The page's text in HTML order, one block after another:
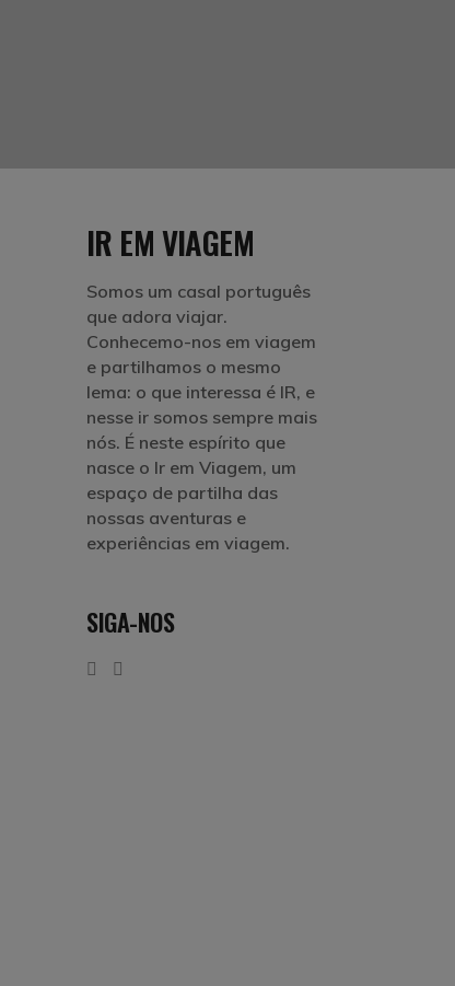
IR EM VIAGEM
Somos um casal português
que adora viajar.
Conhecemo-nos em viagem
e partilhamos o mesmo
lema: o que interessa é IR, e
nesse ir somos sempre mais
nós. É neste espírito que
nasce o Ir em Viagem, um
espaço de partilha das
nossas aventuras e
experiências em viagem.
SIGA-NOS